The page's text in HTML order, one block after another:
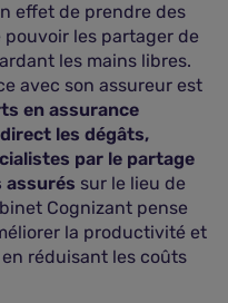
effet de prendre des
les partager de
les mains libres.
avec son assureur est
en assurance
les dégâts,
par le partage
assurés sur le lieu de
Cognizant pense
la productivité et
réduisant les coûts